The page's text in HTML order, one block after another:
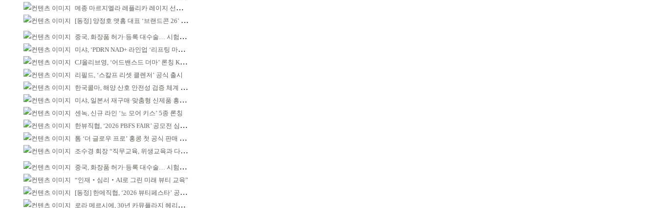
메종 마르지엘라 레플리카 레이지 선데이 모닝 디퓨저
[동정] 양정호 앳홈 대표 ‘브랜드콘 26’ 강연
중국, 화장품 허가·등록 대수술… 시험자료 공용 허용
미샤, ‘PDRN NAD+ 라인업 ‘리프팅 마스크’ 출시
CJ올리브영, ‘어드밴스드 더마’ 론칭 K더마 육성 박차
리필드, ‘스칼프 리셋 클렌저’ 공식 출시
한국콜마, 해양 산호 안전성 검증 체계 구축
미샤, 일본서 재구매·맞춤형 신제품 흥행 ‘쌍끌이’
센녹, 신규 라인 ‘노 모어 키스’ 5종 론칭
한뷰직협, ‘2026 PBFS FAIR’ 공모전 심사 성료
톰 ‘더 글로우 프로’ 홍콩 첫 공식 판매 완판
조수경 회장 “직무교육, 위생교육과 다르다”
중국, 화장품 허가·등록 대수술… 시험자료 공용 허용
“인재‧심리‧AI로 그린 미래 뷰티 교육”
[동정] 한메직협, ‘2026 뷰티페스타’ 공동 주최
로라 메르시에, 30년 카뮤플라지 헤리티지 담아